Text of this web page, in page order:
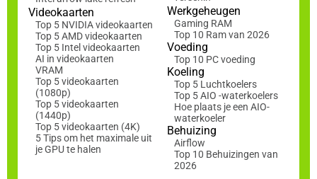
Videokaarten
Top 5 NVIDIA videokaarten
Top 5 AMD videokaarten
Top 5 Intel videokaarten
AI in videokaarten
VRAM
Top 5 videokaarten
(1080p)
Top 5 videokaarten
(1440p)
Top 5 videokaarten (4K)
5 Tips om het maximale uit
je GPU te halen
Werkgeheugen
Gaming RAM
Top 10 Ram van 2026
Voeding
Top 10 PC voeding
Koeling
Top 5 Luchtkoelers
Top 5 AIO -waterkoelers
Hoe plaats je een AIO-
waterkoeler
Behuizing
Airflow
Top 10 Behuizingen van
2026